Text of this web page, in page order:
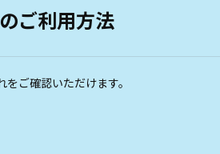
ご利用方法
ご確認いただけます。